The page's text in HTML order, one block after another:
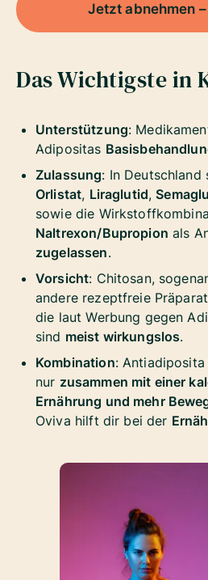
Jetzt abnehmen
Das Wichtigste in
Unterstützung:
Adipositas
Zulassung: In
Orlistat, Liraglutid,
sowie die
Naltrexon/Bupropion als
zugelassen.
Vorsicht: Chitosan,
andere rezeptfreie
die laut Werbung gegen
sind meist wirkungslos.
Kombination:
nur zusammen mit einer
Ernährung und mehr
Oviva hilft dir bei der